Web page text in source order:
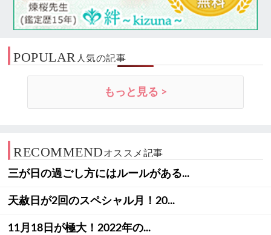
POPULAR人気の記事
もっと見る >
RECOMMENDオススメ記事
三が日の過ごし方にはルールがある...
天赦日が2回のスペシャル月！20...
11月18日が極大！2022年の...